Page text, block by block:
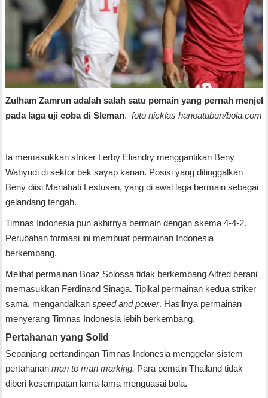
Zulham Zamrun adalah salah satu pemain yang pernah
pada laga uji coba di Sleman. foto nicklas hanoatubun/bola.com
Ia memasukkan striker Lerby Eliandry menggantikan Beny
Wahyudi di sektor bek sayap kanan. Posisi yang ditinggalkan
Beny diisi Manahati Lestusen, yang di awal laga bermain sebagai
gelandang tengah.
Timnas Indonesia pun akhirnya bermain dengan skema 4-4-2.
Perubahan formasi ini membuat permainan Indonesia
berkembang.
Melihat permainan Boaz Solossa tidak berkembang Alfred berani
memasukkan Ferdinand Sinaga. Tipikal permainan kedua striker
sama, mengandalkan speed and power. Hasilnya permainan
menyerang Timnas Indonesia lebih berkembang.
Pertahanan yang Solid
Sepanjang pertandingan Timnas Indonesia menggelar sistem
pertahanan man to man marking. Para pemain Thailand tidak
diberi kesempatan lama-lama menguasai bola.